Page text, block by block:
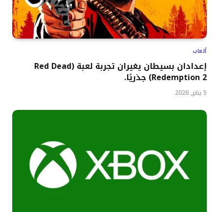
ألعاب
إعدادان بسيطان يغيران تجربة لعبة (Red Dead
Redemption 2) جذريًا.
5 يناير, 2026